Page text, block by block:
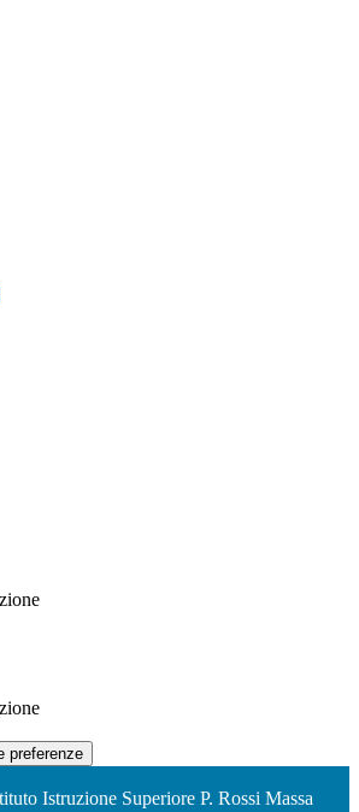
preferenze
Istruzione Superiore P. Rossi Massa